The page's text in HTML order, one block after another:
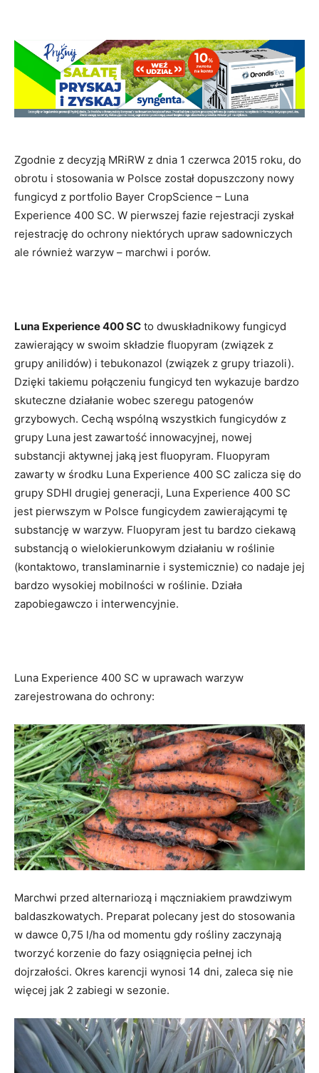
Zgodnie z decyzją MRiRW z dnia 1 czerwca 2015 roku, do
obrotu i stosowania w Polsce został dopuszczony nowy
fungicyd z portfolio Bayer CropScience – Luna
Experience 400 SC. W pierwszej fazie rejestracji zyskał
rejestrację do ochrony niektórych upraw sadowniczych
ale również warzyw – marchwi i porów.
Luna Experience 400 SC to dwuskładnikowy fungicyd
zawierający w swoim składzie fluopyram (związek z
grupy anilidów) i tebukonazol (związek z grupy triazoli).
Dzięki takiemu połączeniu fungicyd ten wykazuje bardzo
skuteczne działanie wobec szeregu patogenów
grzybowych. Cechą wspólną wszystkich fungicydów z
grupy Luna jest zawartość innowacyjnej, nowej
substancji aktywnej jaką jest fluopyram. Fluopyram
zawarty w środku Luna Experience 400 SC zalicza się do
grupy SDHI drugiej generacji, Luna Experience 400 SC
jest pierwszym w Polsce fungicydem zawierającymi tę
substancję w warzyw. Fluopyram jest tu bardzo ciekawą
substancją o wielokierunkowym działaniu w roślinie
(kontaktowo, translaminarnie i systemicznie) co nadaje jej
bardzo wysokiej mobilności w roślinie. Działa
zapobiegawczo i interwencyjnie.
Luna Experience 400 SC w uprawach warzyw
zarejestrowana do ochrony:
Marchwi przed alternariozą i mączniakiem prawdziwym
baldaszkowatych. Preparat polecany jest do stosowania
w dawce 0,75 l/ha od momentu gdy rośliny zaczynają
tworzyć korzenie do fazy osiągnięcia pełnej ich
dojrzałości. Okres karencji wynosi 14 dni, zaleca się nie
więcej jak 2 zabiegi w sezonie.